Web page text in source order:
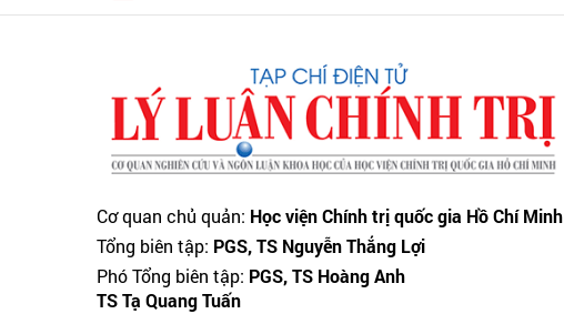
Cơ quan chủ quản: Học viện Chính trị quốc gia Hồ Chí Minh
Tổng biên tập: PGS, TS Nguyễn Thắng Lợi
Phó Tổng biên tập: PGS, TS Hoàng Anh
TS Tạ Quang Tuấn